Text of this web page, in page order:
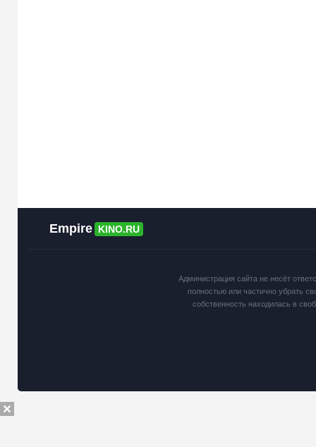
Empire KINO.RU
Администрация сайта не несёт
полностью или частично убрать
собственность находилась в